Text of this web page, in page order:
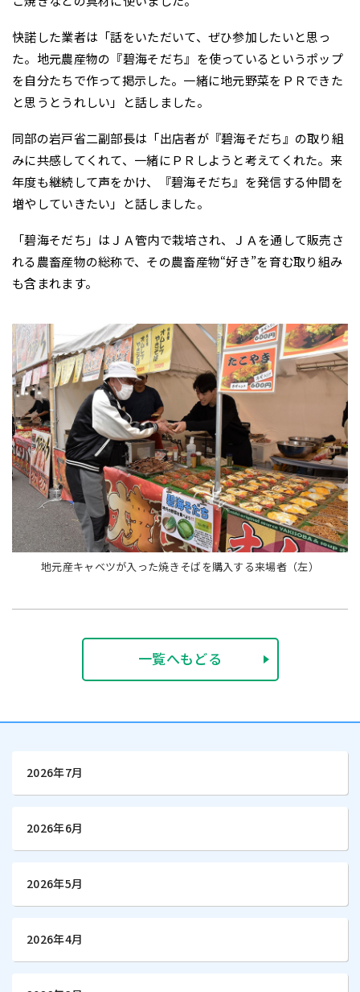
地元産キャベツが入った焼きそばを購入する来場者（左）
快諾した業者は「話をいただいて、ぜひ参加したいと思っ
た。地元農産物の『碧海そだち』を使っているというポップ
を自分たちで作って掲示した。一緒に地元野菜をＰＲできた
と思うとうれしい」と話しました。
同部の岩戸省二副部長は「出店者が『碧海そだち』の取り組
みに共感してくれて、一緒にＰＲしようと考えてくれた。来
年度も継続して声をかけ、『碧海そだち』を発信する仲間を
増やしていきたい」と話しました。
「碧海そだち」はＪＡ管内で栽培され、ＪＡを通して販売さ
れる農畜産物の総称で、その農畜産物“好き”を育む取り組み
も含まれます。
一覧へもどる
2026年7月
2026年6月
2026年5月
2026年4月